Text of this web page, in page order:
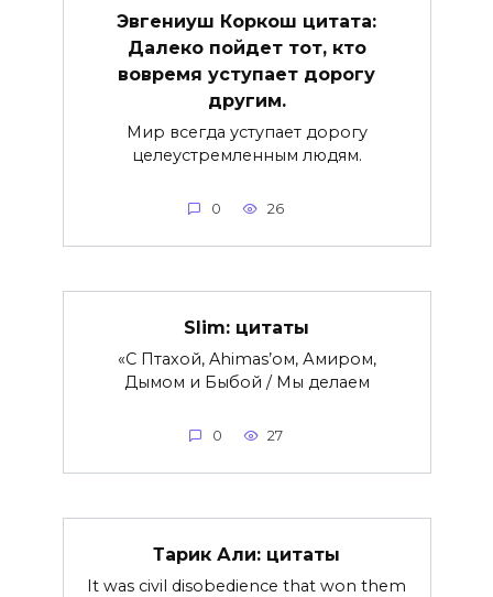
Эвгениуш Коркош цитата:
Далеко пойдет тот, кто
вовремя уступает дорогу
другим.
Мир всегда уступает дорогу
целеустремленным людям.
0 26
Slim: цитаты
«С Птахой, Ahimas’ом, Амиром,
Дымом и Быбой / Мы делаем
0 27
Тарик Али: цитаты
It was civil disobedience that won them